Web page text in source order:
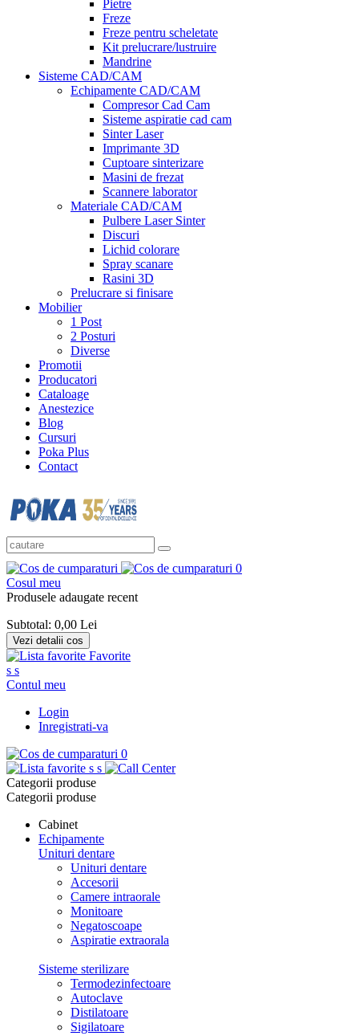
Pietre
Freze
Freze pentru scheletate
Kit prelucrare/lustruire
Mandrine
Sisteme CAD/CAM
Echipamente CAD/CAM
Compresor Cad Cam
Sisteme aspiratie cad cam
Sinter Laser
Imprimante 3D
Cuptoare sinterizare
Masini de frezat
Scannere laborator
Materiale CAD/CAM
Pulbere Laser Sinter
Discuri
Lichid colorare
Spray scanare
Rasini 3D
Prelucrare si finisare
Mobilier
1 Post
2 Posturi
Diverse
Promotii
Producatori
Cataloage
Anestezice
Blog
Cursuri
Poka Plus
Contact
0
Cosul meu
Produsele adaugate recent
Subtotal: 0,00 Lei
Vezi detalii cos
Favorite
s s
Contul meu
Login
Inregistrati-va
0
s s
Categorii produse
Categorii produse
Cabinet
Echipamente
Unituri dentare
Unituri dentare
Accesorii
Camere intraorale
Monitoare
Negatoscoape
Aspiratie extraorala
Sisteme sterilizare
Termodezinfectoare
Autoclave
Distilatoare
Sigilatoare